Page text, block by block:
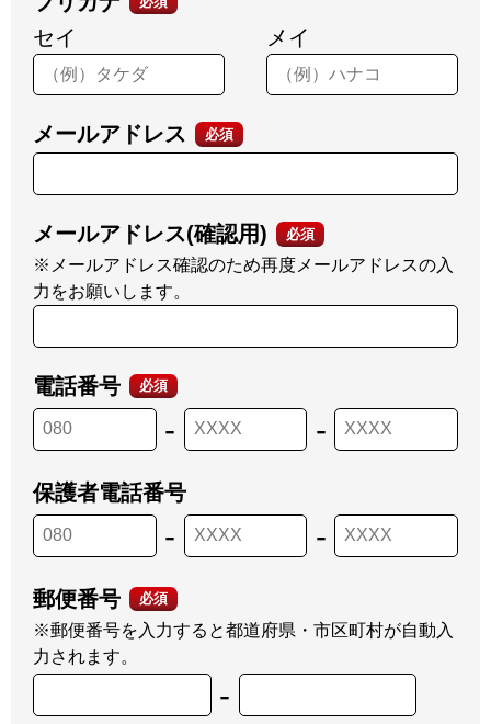
セイ メイ
メールアドレス 必須
メールアドレス(確認用) 必須
※メールアドレス確認のため再度メールアドレスの入
力をお願いします。
電話番号 必須
- -
保護者電話番号
- -
郵便番号 必須
※郵便番号を入力すると都道府県・市区町村が自動入
力されます。
-